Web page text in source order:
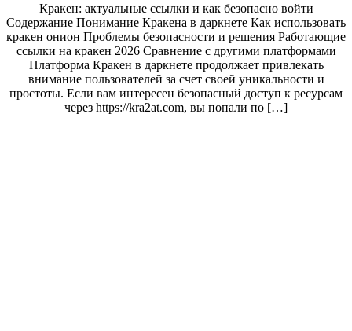
Кракен: актуальные ссылки и как безопасно войти
Содержание Понимание Кракена в даркнете Как использовать
кракен онион Проблемы безопасности и решения Работающие
ссылки на кракен 2026 Сравнение с другими платформами
Платформа Кракен в даркнете продолжает привлекать
внимание пользователей за счет своей уникальности и
простоты. Если вам интересен безопасный доступ к ресурсам
через https://kra2at.com, вы попали по […]